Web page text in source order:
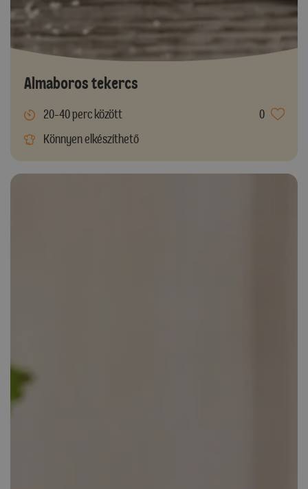
Almaboros tekercs
20-40 perc között
0
Könnyen elkészíthető